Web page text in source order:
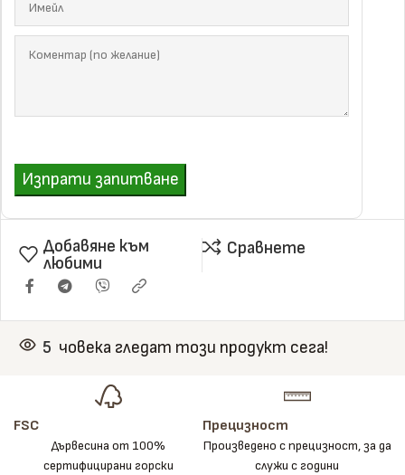
Изпрати запитване
Добавяне към
любими
Сравнете
5 човека гледат този продукт сега!
FSC
Дървесина от 100%
сертифицирани горски
Прецизност
Произведено с прецизност, за да
служи с години